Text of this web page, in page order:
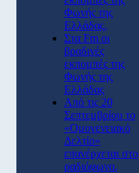
Φωνής της
Ελλάδας.
Στα Fm οι
βραδινές
εκπομπές της
Φωνής της
Ελλάδας
Από τις 20
Σεπτεμβρίου το
«Ομογενειακό
Δελτίο»
επανέρχεται στο
ραδιόφωνο.